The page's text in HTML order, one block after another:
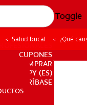
Toggle
PRODUCTOS
CUPONES
COMPRAR
PY (ES)
SUSCRÍBASE
Salud bucal ¿Qué